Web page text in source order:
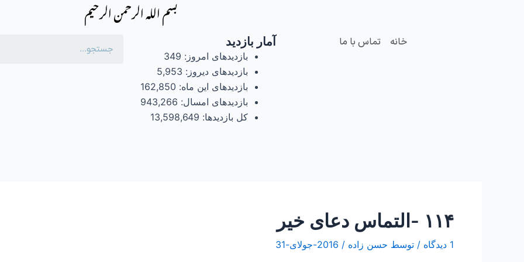
بسم الله الرحمن الرحیم
خانه تماس با ما آمار بازدید
بازدیدهای امروز: 349
بازدیدهای دیروز: 5,953
بازدیدهای این ماه: 162,850
بازدیدهای امسال: 943,266
کل بازدیدها: 13,598,649
۱۱۴ -التماس دعای خیر
1 دیدگاه / توسط حسن زاده / 2016-جولای-31